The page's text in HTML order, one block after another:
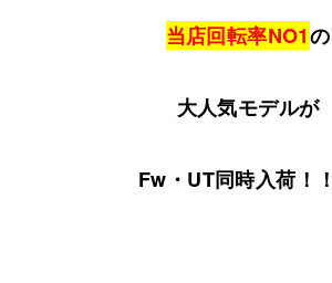
当店回転率NO1の
大人気モデルが
Fw・UT同時入荷！